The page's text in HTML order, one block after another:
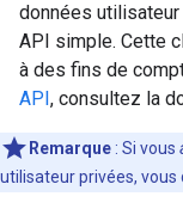
données
API simple. Cette
à des fins de
API, consultez la
Remarque : Si vous
utilisateur privées, vous